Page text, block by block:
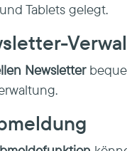
Tablets gelegt.
Newsletter